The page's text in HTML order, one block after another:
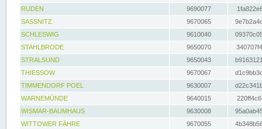
RUDEN
9690077
SASSNITZ
9670065
SCHLESWIG
9610040
STAHLBRODE
9650070
STRALSUND
9650043
THIESSOW
9670067
TIMMENDORF POEL
9630007
WARNEMÜNDE
9640015
WISMAR-BAUMHAUS
9630008
WITTOWER FÄHRE
9670055